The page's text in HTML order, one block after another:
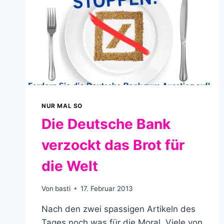
NUR MAL SO
Die Deutsche Bank
verzockt das Brot für
die Welt
Von basti 17. Februar 2013
Nach den zwei spassigen Artikeln des